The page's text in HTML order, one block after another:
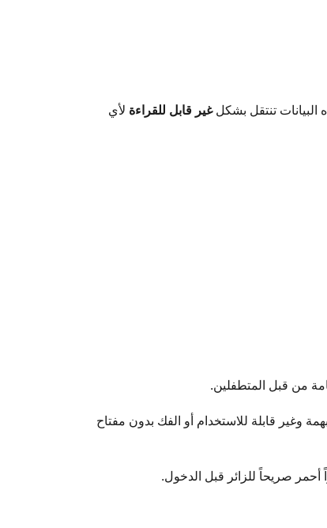
غير قابل للقراءة لأي
وغير قابلة للاستخدام أو الفك بدون مفتاح